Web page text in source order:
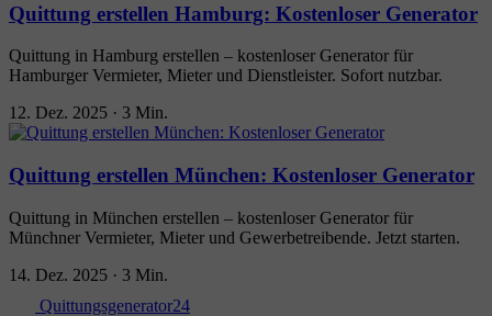
Quittung erstellen Hamburg: Kostenloser Generator
Quittung in Hamburg erstellen – kostenloser Generator für
Hamburger Vermieter, Mieter und Dienstleister. Sofort nutzbar.
12. Dez. 2025 · 3 Min.
Quittung erstellen München: Kostenloser Generator
Quittung in München erstellen – kostenloser Generator für
Münchner Vermieter, Mieter und Gewerbetreibende. Jetzt starten.
14. Dez. 2025 · 3 Min.
Quittungsgenerator24